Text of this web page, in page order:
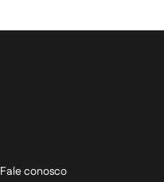
Fale conosco